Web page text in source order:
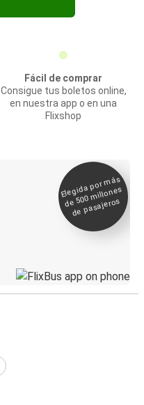
Fácil de comprar
Consigue tus boletos online,
en nuestra app o en una
Flixshop
Elegida por
más
de 500
millones
de pasajeros